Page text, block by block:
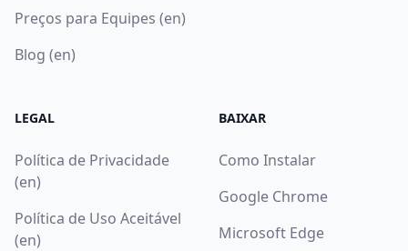
Preços para Equipes (en)
Blog (en)
LEGAL
Política de Privacidade
(en)
Política de Uso Aceitável
(en)
BAIXAR
Como Instalar
Google Chrome
Microsoft Edge